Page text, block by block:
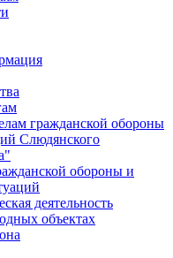
гражданской обороны
Слюдянского
обороны и
деятельность
объектах